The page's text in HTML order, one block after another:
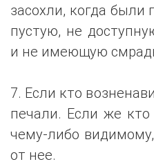
засохли, когда
пустую, не
и не имеющую
7. Если кто
печали. Если же
чему-либо
от нее.